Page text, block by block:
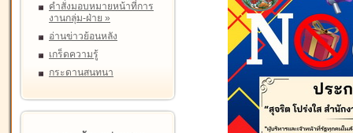
คำสั่งมอบหมายหน้าที่การ
งานกลุ่ม-ฝ่าย »
อ่านข่าวย้อนหลัง
เกร็ดความรู้
กระดานสนทนา